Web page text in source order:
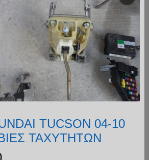
TUCSON 04-10
ΤΑΧΥΤΗΤΩΝ